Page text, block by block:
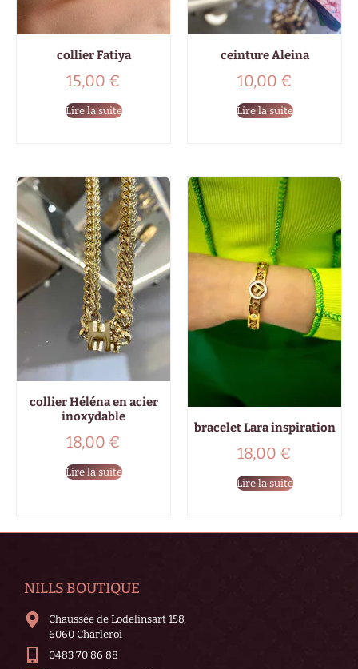
collier Fatiya
15,00 €
Lire la suite
ceinture Aleina
10,00 €
Lire la suite
collier Héléna en acier
inoxydable
18,00 €
Lire la suite
bracelet Lara inspiration
18,00 €
Lire la suite
NILLS BOUTIQUE
Chaussée de Lodelinsart 158,
6060 Charleroi
0483 70 86 88